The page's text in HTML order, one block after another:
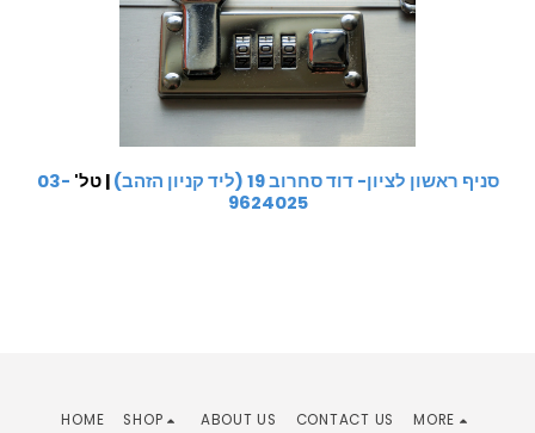
סניף ראשון לציון- דוד סחרוב 19 (ליד קניון הזהב) | טל' 03-
9624025
HOME SHOP ABOUT US CONTACT US MORE